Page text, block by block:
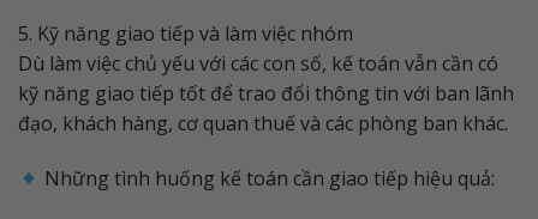
5. Kỹ năng giao tiếp và làm việc nhóm
Dù làm việc chủ yếu với các con số, kế toán vẫn cần có
kỹ năng giao tiếp tốt để trao đổi thông tin với ban lãnh
đạo, khách hàng, cơ quan thuế và các phòng ban khác.
Những tình huống kế toán cần giao tiếp hiệu quả: